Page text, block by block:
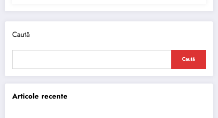
Caută
Caută
Articole recente